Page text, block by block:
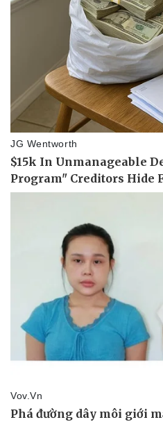
Doanh nghiệp
Thông tin doanh nghiệp
Doanh nghiệp 24h
Doanh nhân
Vì cộng đồng